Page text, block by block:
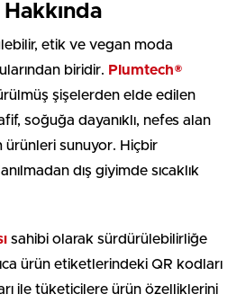
etik ve vegan moda
biridir. Plumtech®
şişelerden elde edilen
soğuğa dayanıklı, nefes alan
ürünleri sunuyor. Hiçbir
dış giyimde sıcaklık
sahibi olarak sürdürülebilirliğe
ürün etiketlerindeki QR kodları
ile tüketicilere ürün özelliklerini